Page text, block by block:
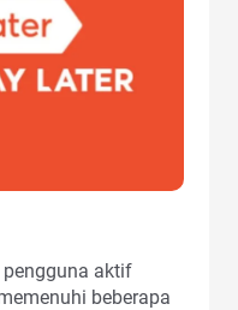
aktif
beberapa